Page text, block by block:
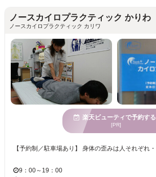
ノースカイロプラクティック かりわ
ノースカイロプラクティック カリワ
楽天ビューティで予約する
[PR]
9：00～19：00